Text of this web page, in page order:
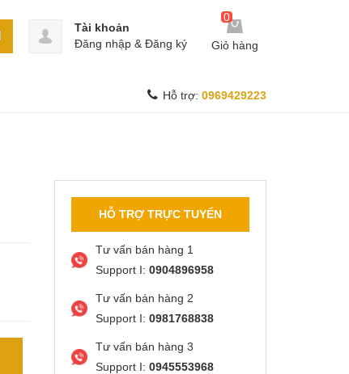
0
Giỏ hàng
Tài khoản
Đăng nhập & Đăng ký
Hỗ trợ: 0969429223
HỖ TRỢ TRỰC TUYẾN
Tư vấn bán hàng 1
Support I: 0904896958
Tư vấn bán hàng 2
Support I: 0981768838
Tư vấn bán hàng 3
Support I: 0945553968